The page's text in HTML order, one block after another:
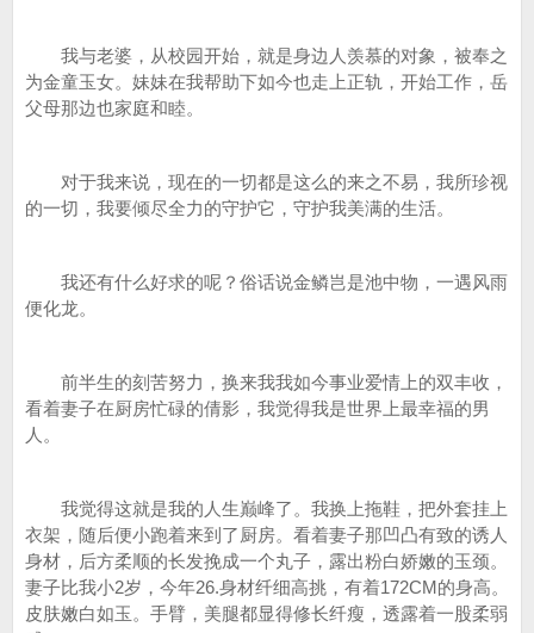
我与老婆，从校园开始，就是身边人羡慕的对象，被奉之
为金童玉女。妹妹在我帮助下如今也走上正轨，开始工作，岳
父母那边也家庭和睦。
对于我来说，现在的一切都是这么的来之不易，我所珍视
的一切，我要倾尽全力的守护它，守护我美满的生活。
我还有什么好求的呢？俗话说金鳞岂是池中物，一遇风雨
便化龙。
前半生的刻苦努力，换来我我如今事业爱情上的双丰收，
看着妻子在厨房忙碌的倩影，我觉得我是世界上最幸福的男
人。
我觉得这就是我的人生巅峰了。我换上拖鞋，把外套挂上
衣架，随后便小跑着来到了厨房。看着妻子那凹凸有致的诱人
身材，后方柔顺的长发挽成一个丸子，露出粉白娇嫩的玉颈。
妻子比我小2岁，今年26.身材纤细高挑，有着172CM的身高。
皮肤嫩白如玉。手臂，美腿都显得修长纤瘦，透露着一股柔弱